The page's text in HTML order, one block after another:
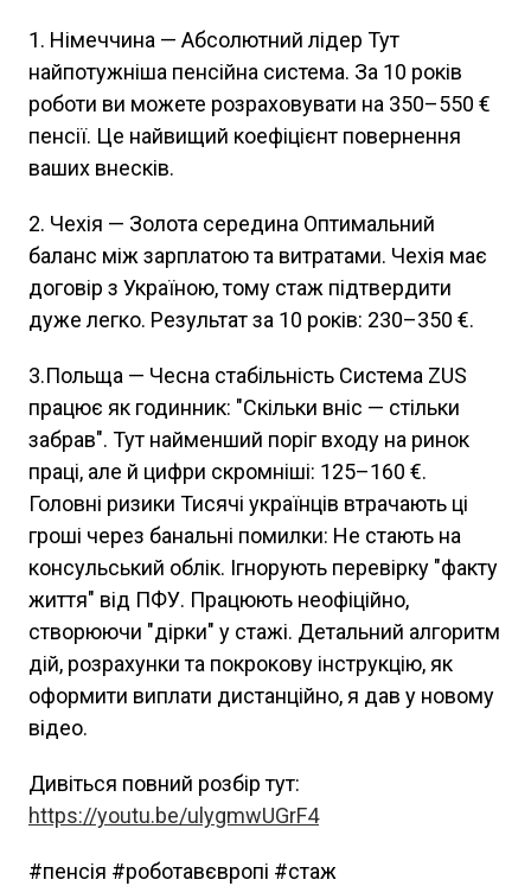
1. Німеччина — Абсолютний лідер Тут
найпотужніша пенсійна система. За 10 років
роботи ви можете розраховувати на 350–550 €
пенсії. Це найвищий коефіцієнт повернення
ваших внесків.
2. Чехія — Золота середина Оптимальний
баланс між зарплатою та витратами. Чехія має
договір з Україною, тому стаж підтвердити
дуже легко. Результат за 10 років: 230–350 €.
3.Польща — Чесна стабільність Система ZUS
працює як годинник: "Скільки вніс — стільки
забрав". Тут найменший поріг входу на ринок
праці, але й цифри скромніші: 125–160 €.
Головні ризики Тисячі українців втрачають ці
гроші через банальні помилки: Не стають на
консульський облік. Ігнорують перевірку "факту
життя" від ПФУ. Працюють неофіційно,
створюючи "дірки" у стажі. Детальний алгоритм
дій, розрахунки та покрокову інструкцію, як
оформити виплати дистанційно, я дав у новому
відео.
Дивіться повний розбір тут:
https://youtu.be/ulygmwUGrF4
#пенсія #роботавєвропі #стаж